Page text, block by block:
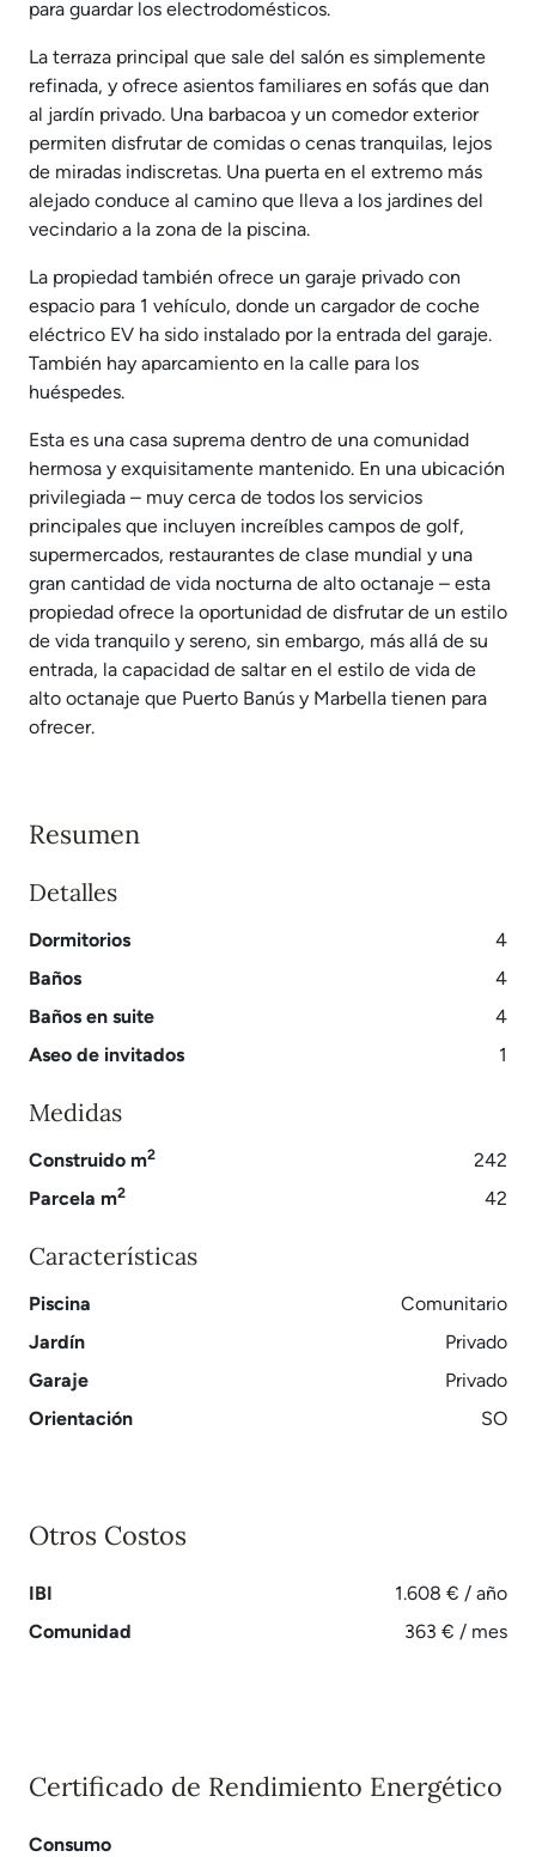
para guardar los electrodomésticos.
La terraza principal que sale del salón es simplemente
refinada, y ofrece asientos familiares en sofás que dan
al jardín privado. Una barbacoa y un comedor exterior
permiten disfrutar de comidas o cenas tranquilas, lejos
de miradas indiscretas. Una puerta en el extremo más
alejado conduce al camino que lleva a los jardines del
vecindario a la zona de la piscina.
La propiedad también ofrece un garaje privado con
espacio para 1 vehículo, donde un cargador de coche
eléctrico EV ha sido instalado por la entrada del garaje.
También hay aparcamiento en la calle para los
huéspedes.
Esta es una casa suprema dentro de una comunidad
hermosa y exquisitamente mantenido. En una ubicación
privilegiada – muy cerca de todos los servicios
principales que incluyen increíbles campos de golf,
supermercados, restaurantes de clase mundial y una
gran cantidad de vida nocturna de alto octanaje – esta
propiedad ofrece la oportunidad de disfrutar de un estilo
de vida tranquilo y sereno, sin embargo, más allá de su
entrada, la capacidad de saltar en el estilo de vida de
alto octanaje que Puerto Banús y Marbella tienen para
ofrecer.
Resumen
Detalles
Dormitorios
4
Baños
4
Baños en suite
4
Aseo de invitados
1
Medidas
Construido m2
242
Parcela m2 42
Características
Piscina
Comunitario
Jardín
Privado
Garaje
Privado
Orientación
SO
Otros Costos
IBI
1.608 € / año
Comunidad
363 € / mes
Certificado de Rendimiento Energético
Consumo